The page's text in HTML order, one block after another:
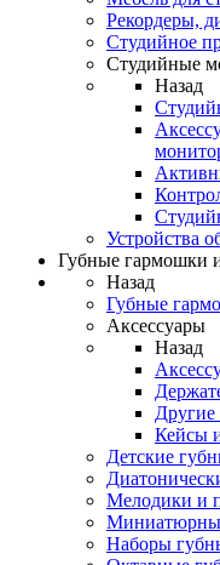
Рекордеры,
Студийное
Студийные
Назад
Устройства
Губные гармошки
Назад
Губные
Аксессуары
Назад
Другие
Кейсы
Детские
Мелодики и
Наборы